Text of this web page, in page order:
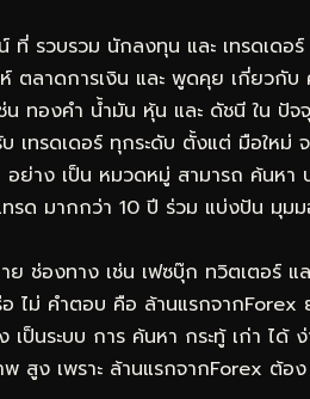
รวบรวม นักลงทุน และ เทรดเดอ
ห์ ตลาดการเงิน และ พูดคุย เกี่ยวกั
น ทองคำ น้ำมัน หุ้น และ ดัชนี ใน ปั
ทรดเดอร์ ทุกระดับ ตั้งแต่ มือใหม่
ย่าง เป็น หมวดหมู่ สามารถ ค้นหา
ด มากกว่า 10 ปี ร่วม แบ่งปัน มุม
ย ช่องทาง เช่น เฟซบุ๊ก ทวิตเตอร์
ไม่ คำตอบ คือ ล้านแรกจาก
เป็นระบบ การ ค้นหา กระทู้ เก่า ไ
สูง เพราะ ล้านแรกจากForex ต้อ